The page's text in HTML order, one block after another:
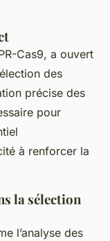
Cas9, a ouvert
des
précise des
pour
à renforcer la
la sélection
l’analyse des